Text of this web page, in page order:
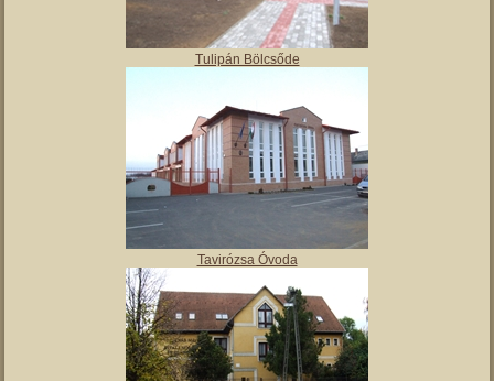
Tulipán Bölcsőde
Tavirózsa Óvoda